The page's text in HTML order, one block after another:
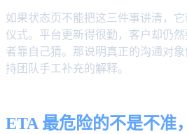
如果状态页不能把这三件事讲清，
仪式。平台更新得很勤，客户却仍
者靠自己猜。那说明真正的沟通对
持团队手工补充的解释。
ETA 最危险的不是不准